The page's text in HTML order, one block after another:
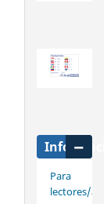
Para
lectores/as